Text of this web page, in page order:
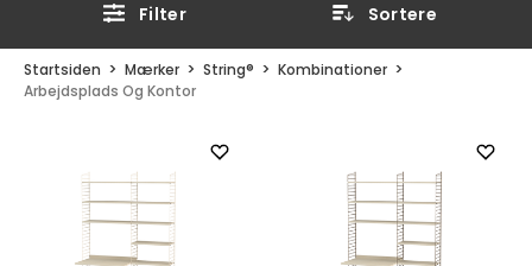
Filter Sortere
Startsiden Mærker String®
Kombinationer
Arbejdsplads Og Kontor